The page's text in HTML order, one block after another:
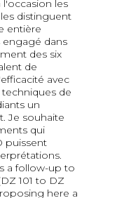
les
distinguent
entière
dans
des six
de
avec
techniques de
un
Je souhaite
qui
puissent
a follow-up to
101 to DZ
here a